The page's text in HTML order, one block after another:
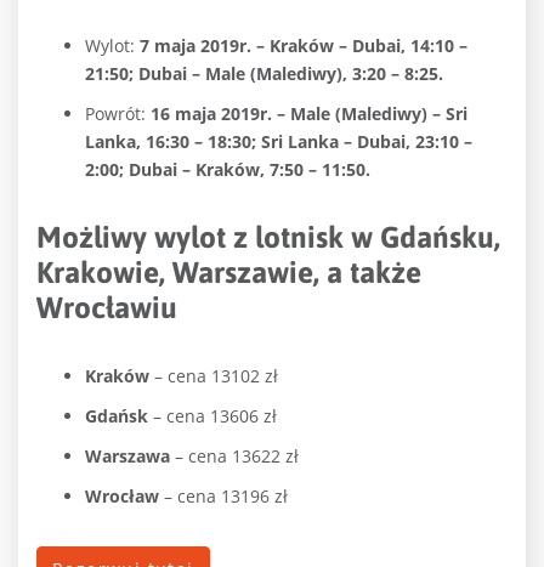
Wylot: 7 maja 2019r. – Kraków – Dubai, 14:10 –
21:50; Dubai – Male (Malediwy), 3:20 – 8:25.
Powrót: 16 maja 2019r. – Male (Malediwy) – Sri
Lanka, 16:30 – 18:30; Sri Lanka – Dubai, 23:10 –
2:00; Dubai – Kraków, 7:50 – 11:50.
Możliwy wylot z lotnisk w Gdańsku,
Krakowie, Warszawie, a także
Wrocławiu
Kraków – cena 13102 zł
Gdańsk – cena 13606 zł
Warszawa – cena 13622 zł
Wrocław – cena 13196 zł